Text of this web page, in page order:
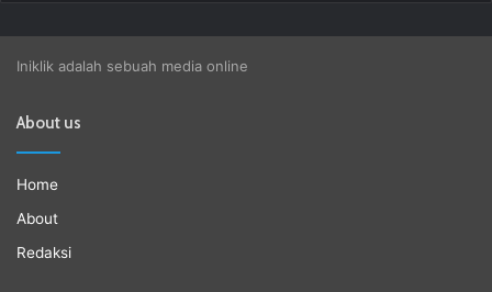
Iniklik adalah sebuah media online
About us
Home
About
Redaksi